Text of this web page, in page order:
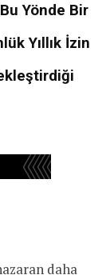
Yönde Bir
Yıllık İzin
daha